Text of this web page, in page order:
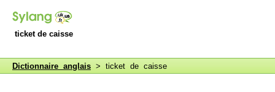
ticket de caisse
Dictionnaire anglais > ticket de caisse